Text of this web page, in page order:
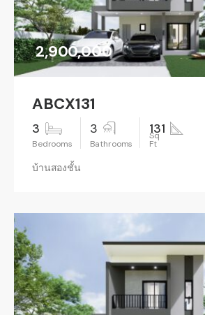
2,900,000
ABCX131
3 3 131
บ้านสองชั้น